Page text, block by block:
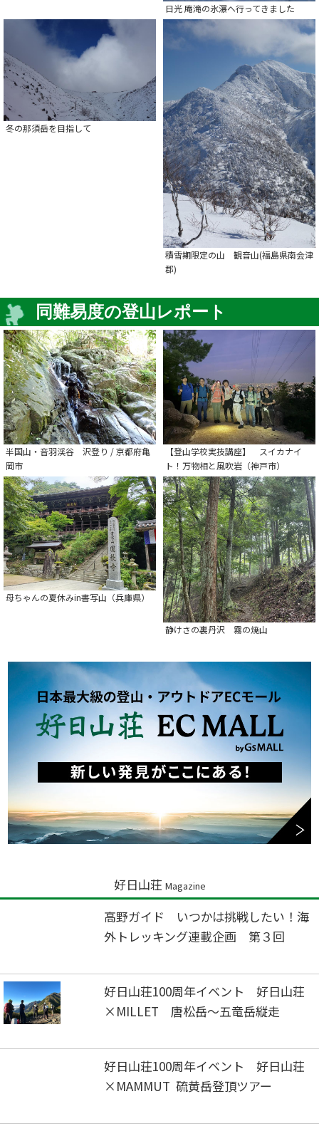
日光 庵滝の氷瀑へ行ってきました
冬の那須岳を目指して
積雪期限定の山 観音山(福島県南会津
郡)
同難易度の登山レポート
半国山・音羽渓谷 沢登り / 京都府亀
岡市
【登山学校実技講座】 スイカナイ
ト！万物相と風吹岩（神戸市）
母ちゃんの夏休みin書写山（兵庫県）
静けさの裏丹沢 霧の焼山
好日山荘 Magazine
高野ガイド いつかは挑戦したい！海
外トレッキング連載企画 第３回
好日山荘100周年イベント 好日山荘
×MILLET 唐松岳～五竜岳縦走
好日山荘100周年イベント 好日山荘
×MAMMUT 硫黄岳登頂ツアー